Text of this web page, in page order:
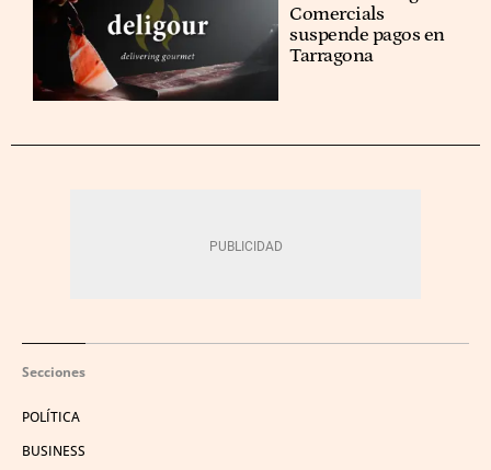
Comercials
suspende pagos en
Tarragona
Secciones
POLÍTICA
BUSINESS